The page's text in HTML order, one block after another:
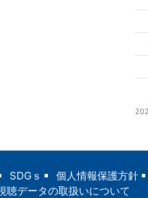
SDGｓ
個人情報保護方針
聴データの取扱いについて